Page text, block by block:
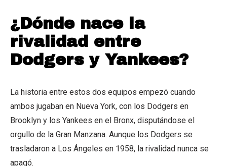
¿Dónde nace la
rivalidad entre
Dodgers y Yankees?
La historia entre estos dos equipos empezó cuando
ambos jugaban en Nueva York, con los Dodgers en
Brooklyn y los Yankees en el Bronx, disputándose el
orgullo de la Gran Manzana. Aunque los Dodgers se
trasladaron a Los Ángeles en 1958, la rivalidad nunca se
apagó.